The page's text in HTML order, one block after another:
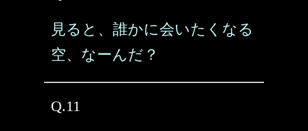
見ると、誰かに会いたくなる
空、なーんだ？
Q.11